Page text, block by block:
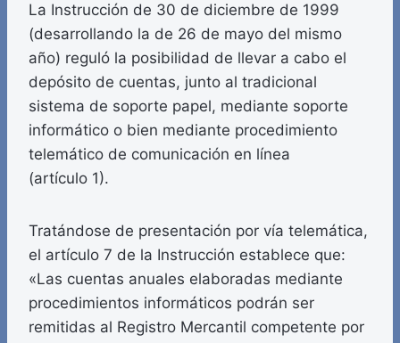
La Instrucción de 30 de diciembre de 1999
(desarrollando la de 26 de mayo del mismo
año) reguló la posibilidad de llevar a cabo el
depósito de cuentas, junto al tradicional
sistema de soporte papel, mediante soporte
informático o bien mediante procedimiento
telemático de comunicación en línea
(artículo 1).
Tratándose de presentación por vía telemática,
el artículo 7 de la Instrucción establece que:
«Las cuentas anuales elaboradas mediante
procedimientos informáticos podrán ser
remitidas al Registro Mercantil competente por